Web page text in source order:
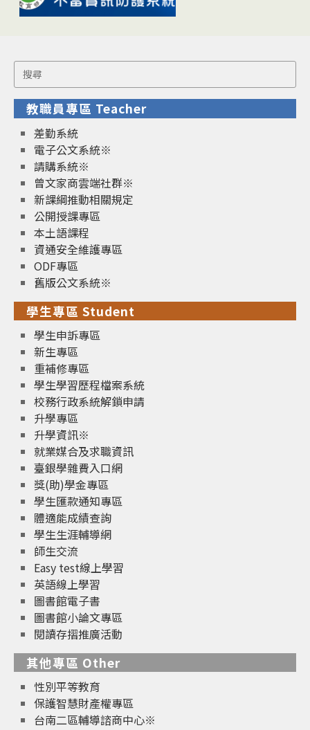
Search
for:
教職員專區 Teacher
差勤系統
電子公文系統※
請購系統※
曾文家商雲端社群※
新課綱推動相關規定
公開授課專區
本土語課程
資通安全維護專區
ODF專區
舊版公文系統※
學生專區 Student
學生申訴專區
新生專區
重補修專區
學生學習歷程檔案系統
校務行政系統解鎖申請
升學專區
升學資訊※
就業媒合及求職資訊
臺銀學雜費入口網
獎(助)學金專區
學生匯款通知專區
體適能成績查詢
學生生涯輔導網
師生交流
Easy test線上學習
英語線上學習
圖書館電子書
圖書館小論文專區
閱讀存摺推廣活動
其他專區 Other
性別平等教育
保護智慧財產權專區
台南二區輔導諮商中心※